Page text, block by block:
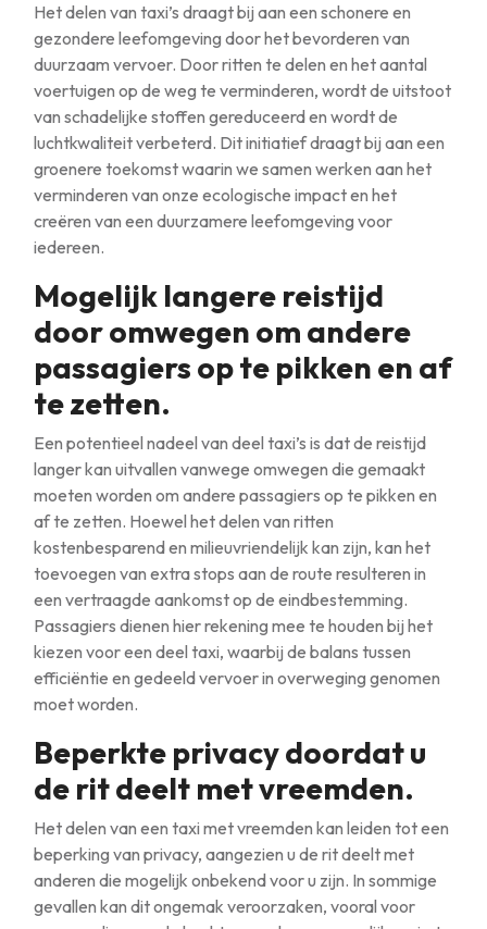
Het delen van taxi’s draagt bij aan een schonere en
gezondere leefomgeving door het bevorderen van
duurzaam vervoer. Door ritten te delen en het aantal
voertuigen op de weg te verminderen, wordt de uitstoot
van schadelijke stoffen gereduceerd en wordt de
luchtkwaliteit verbeterd. Dit initiatief draagt bij aan een
groenere toekomst waarin we samen werken aan het
verminderen van onze ecologische impact en het
creëren van een duurzamere leefomgeving voor
iedereen.
Mogelijk langere reistijd
door omwegen om andere
passagiers op te pikken en af
te zetten.
Een potentieel nadeel van deel taxi’s is dat de reistijd
langer kan uitvallen vanwege omwegen die gemaakt
moeten worden om andere passagiers op te pikken en
af te zetten. Hoewel het delen van ritten
kostenbesparend en milieuvriendelijk kan zijn, kan het
toevoegen van extra stops aan de route resulteren in
een vertraagde aankomst op de eindbestemming.
Passagiers dienen hier rekening mee te houden bij het
kiezen voor een deel taxi, waarbij de balans tussen
efficiëntie en gedeeld vervoer in overweging genomen
moet worden.
Beperkte privacy doordat u
de rit deelt met vreemden.
Het delen van een taxi met vreemden kan leiden tot een
beperking van privacy, aangezien u de rit deelt met
anderen die mogelijk onbekend voor u zijn. In sommige
gevallen kan dit ongemak veroorzaken, vooral voor